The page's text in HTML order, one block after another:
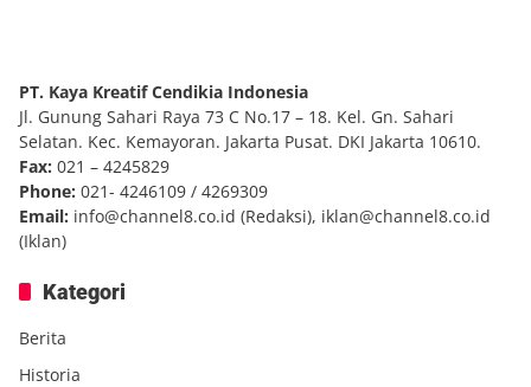
PT. Kaya Kreatif Cendikia Indonesia
Jl. Gunung Sahari Raya 73 C No.17 – 18. Kel. Gn. Sahari
Selatan. Kec. Kemayoran. Jakarta Pusat. DKI Jakarta 10610.
Fax: 021 – 4245829
Phone: 021- 4246109 / 4269309
Email: info@channel8.co.id (Redaksi), iklan@channel8.co.id
(Iklan)
Kategori
Berita
Historia